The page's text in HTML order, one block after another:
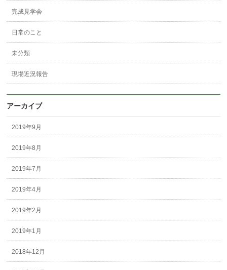
完成見学会
日常のこと
未分類
現場近況報告
アーカイブ
2019年9月
2019年8月
2019年7月
2019年4月
2019年2月
2019年1月
2018年12月